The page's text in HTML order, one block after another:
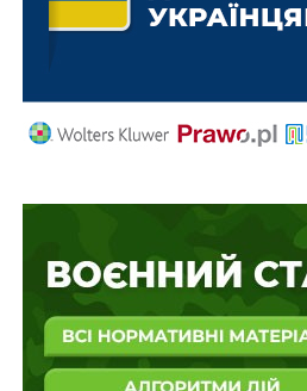
ПОВ'ЯЗАНІ ТЕМИ: ВЕРХОВНА РАДА
ЗЛОЧИН
СОЦІАЛЬНА ДОПОМОГА
Скільки в повітрі миш’яку,
акредитовані лабораторії